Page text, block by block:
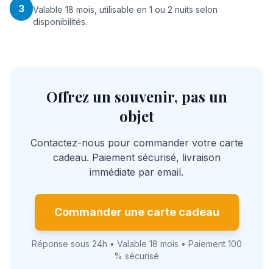
3
Valable 18 mois, utilisable en 1 ou 2 nuits selon
disponibilités.
Offrez un souvenir, pas un
objet
Contactez-nous pour commander votre carte
cadeau. Paiement sécurisé, livraison
immédiate par email.
Commander une carte cadeau
Réponse sous 24h • Valable 18 mois • Paiement 100
% sécurisé